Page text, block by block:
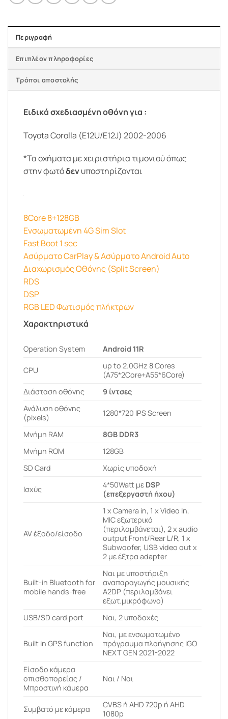
Περιγραφή
Επιπλέον πληροφορίες
Τρόποι αποστολής
Ειδικά σχεδιασμένη οθόνη για :
Toyota Corolla (E12U/E12J) 2002-2006
*Τα οχήματα με χειριστήρια τιμονιού όπως
στην φωτόδενυποστηρίζονται
8Core 8+128GB
Ενσωματωμένη 4G Sim Slot
Fast Boot 1 sec
Ασύρματο CarPlay & Ασύρματο Android Auto
Διαχωρισμός Οθόνης (Split Screen)
RDS
DSP
RGB LED Φωτισμός πλήκτρων
Χαρακτηριστικά
Operation System Android 11R
CPU
up to 2.0GHz 8 Cores
(A75*2Core+A55*6Core)
Διάσταση οθόνης
9 ίντσες
Ανάλυση οθόνης
(pixels)
1280*720 IPS Screen
Μνήμη RAM
8GB DDR3
Μνήμη ROM
128GB
SD Card
Χωρίς υποδοχή
Ισχύς 4*50Watt με DSP
(επεξεργαστή ήχου)
AV έξοδο/είσοδο
1 x Camera in, 1 x Video In,
MIC εξωτερικό
(περιλαμβάνεται), 2 x audio
output Front/Rear L/R, 1 x
Subwoofer, USB video out x
2 με έξτρα adapter
Built-in Bluetooth for
mobile hands-free
Ναι με υποστήριξη
αναπαραγωγής μουσικής
A2DP (περιλαμβάνει
εξωτ.μικρόφωνο)
USB/SD card port
Ναι, 2 υποδοχές
Built in GPS function
Ναι, με ενσωματωμένο
πρόγραμμα πλοήγησης iGO
NEXT GEN 2021-2022
Είσοδο κάμερα
οπισθοπορείας /
Μπροστινή κάμερα
Ναι / Ναι
Συμβατό με κάμερα
CVBS ή AHD 720p ή AHD
1080p